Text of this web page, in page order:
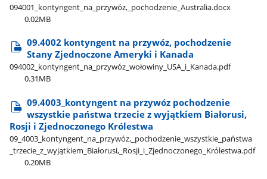
094001​_kontyngent​_na​_przywóz,​_pochodzenie​_Australia.docx
0.02MB
09.4002 kontyngent na przywóz, pochodzenie
Stany Zjednoczone Ameryki i Kanada
094002​_kontyngent​_na​_przywóz​_wołowiny​_USA​_i​_Kanada.pdf
0.31MB
09.4003​_kontyngent na przywóz pochodzenie
wszystkie państwa trzecie z wyjątkiem Białorusi,
Rosji i Zjednoczonego Królestwa
09​_4003​_kontyngent​_na​_przywóz,​_pochodzenie​_wszystkie​_państwa​
_trzecie​_z​_wyjątkiem​_Białorusi,​_Rosji​_i​_Zjednoczonego​_Królestwa.pdf
0.20MB